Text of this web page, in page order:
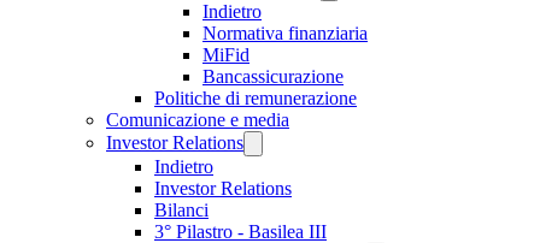
Indietro
Normativa finanziaria
MiFid
Bancassicurazione
Politiche di remunerazione
Comunicazione e media
Investor Relations
Indietro
Investor Relations
Bilanci
3° Pilastro - Basilea III